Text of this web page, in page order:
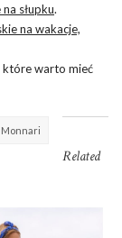
słupku.
na wakacje,
które warto mieć
Monnari
Related